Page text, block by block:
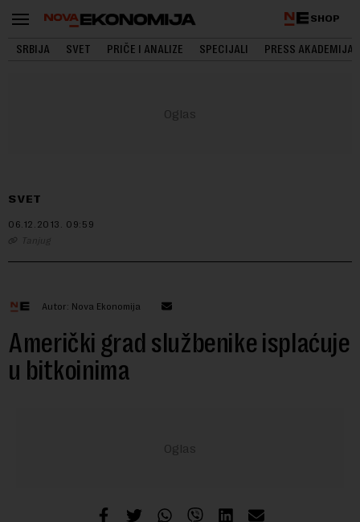
SHOP
SRBIJA SVET PRIČE I ANALIZE SPECIJALI PRESS AKADEMIJA
SVET
06.12.2013. 09:59
Tanjug
Autor: Nova Ekonomija
Američki grad službenike isplaćuje
u bitkoinima